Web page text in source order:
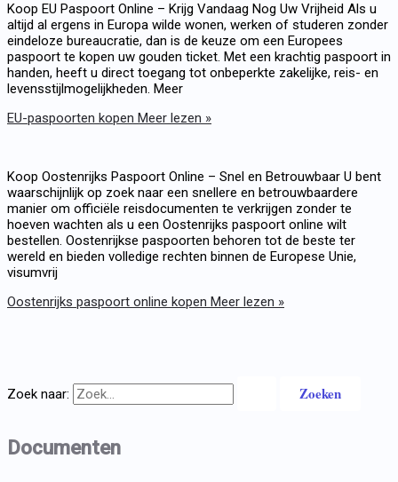
Zoek naar:
Documenten
Koop EU Paspoort Online – Krijg Vandaag Nog Uw Vrijheid Als u
altijd al ergens in Europa wilde wonen, werken of studeren zonder
eindeloze bureaucratie, dan is de keuze om een Europees
paspoort te kopen uw gouden ticket. Met een krachtig paspoort in
handen, heeft u direct toegang tot onbeperkte zakelijke, reis- en
levensstijlmogelijkheden. Meer
EU-paspoorten kopen Meer lezen »
Koop Oostenrijks Paspoort Online – Snel en Betrouwbaar U bent
waarschijnlijk op zoek naar een snellere en betrouwbaardere
manier om officiële reisdocumenten te verkrijgen zonder te
hoeven wachten als u een Oostenrijks paspoort online wilt
bestellen. Oostenrijkse paspoorten behoren tot de beste ter
wereld en bieden volledige rechten binnen de Europese Unie,
visumvrij
Oostenrijks paspoort online kopen Meer lezen »